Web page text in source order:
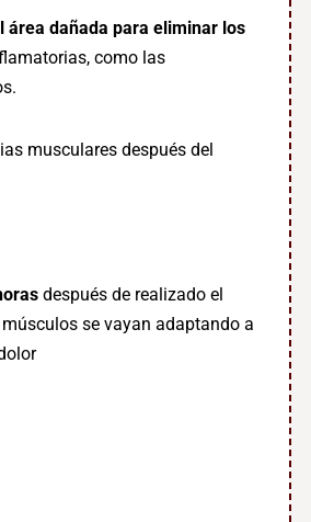
dañada para eliminar los
como las
musculares después del
después de realizado el
se vayan adaptando a